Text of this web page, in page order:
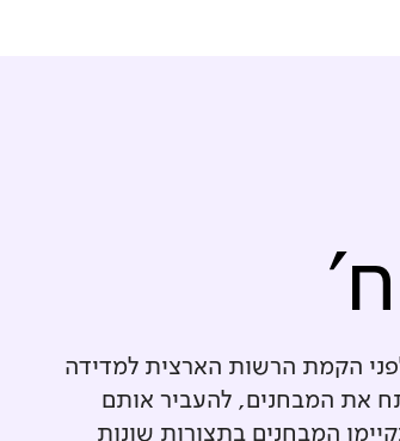
הקמת הרשות הארצית למדידה
2005, החלה הרשות לפתח את המבחנים, להעביר אותם
לבדוק אותם ולנתח אותם. עד לשנת 2018/9, התקיימו המבחנים בתצורות שונות